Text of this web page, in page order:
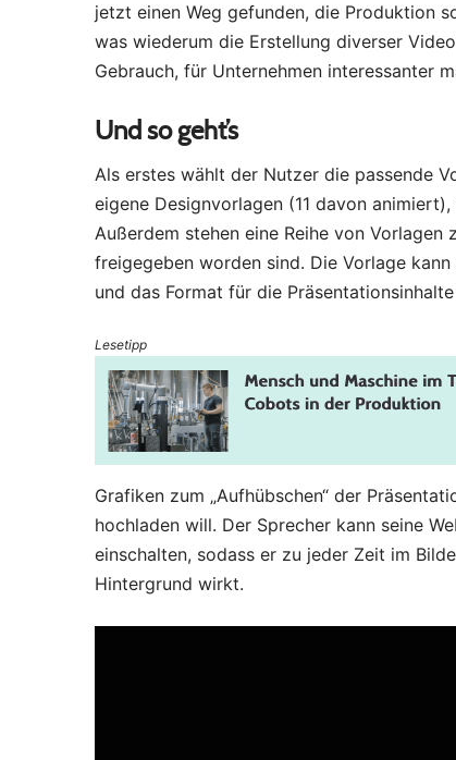
jetzt einen Weg gefunden, die Produktion
was wiederum die Erstellung diverser
Gebrauch, für Unternehmen interessanter
Und so geht’s
Als erstes wählt der Nutzer die passende
eigene Designvorlagen (11 davon
Außerdem stehen eine Reihe von
freigegeben worden sind. Die Vorlage
und das Format für die
Lesetipp
Grafiken zum „Aufhübschen“ der
hochladen will. Der Sprecher kann seine
einschalten, sodass er zu jeder Zeit im
Hintergrund wirkt.